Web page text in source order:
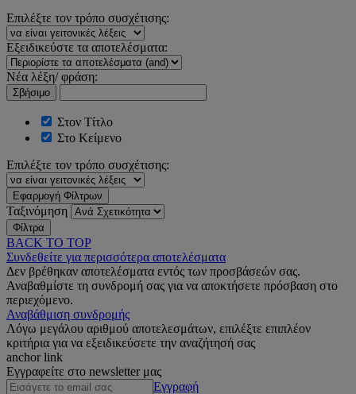
Επιλέξτε τον τρόπο συσχέτισης:
Εξειδικεύστε τα αποτελέσματα:
Νέα λέξη/ φράση:
Σβήσιμο
Στον Τίτλο
Στο Κείμενο
Επιλέξτε τον τρόπο συσχέτισης:
Εφαρμογή Φίλτρων
Ταξινόμηση
Φίλτρα
BACK TO TOP
Συνδεθείτε για περισσότερα αποτελέσματα
Δεν βρέθηκαν αποτελέσματα εντός των προσβάσεών σας.
Αναβαθμίστε τη συνδρομή σας για να αποκτήσετε πρόσβαση στο
περιεχόμενο.
Αναβάθμιση συνδρομής
Λόγω μεγάλου αριθμού αποτελεσμάτων, επιλέξτε επιπλέον
κριτήρια για να εξειδικεύσετε την αναζήτησή σας
anchor link
Εγγραφείτε στο newsletter μας
Εγγραφή